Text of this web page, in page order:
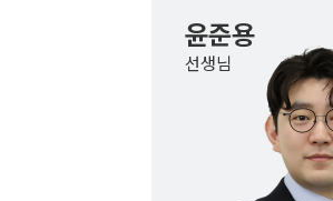
윤준용
선생님